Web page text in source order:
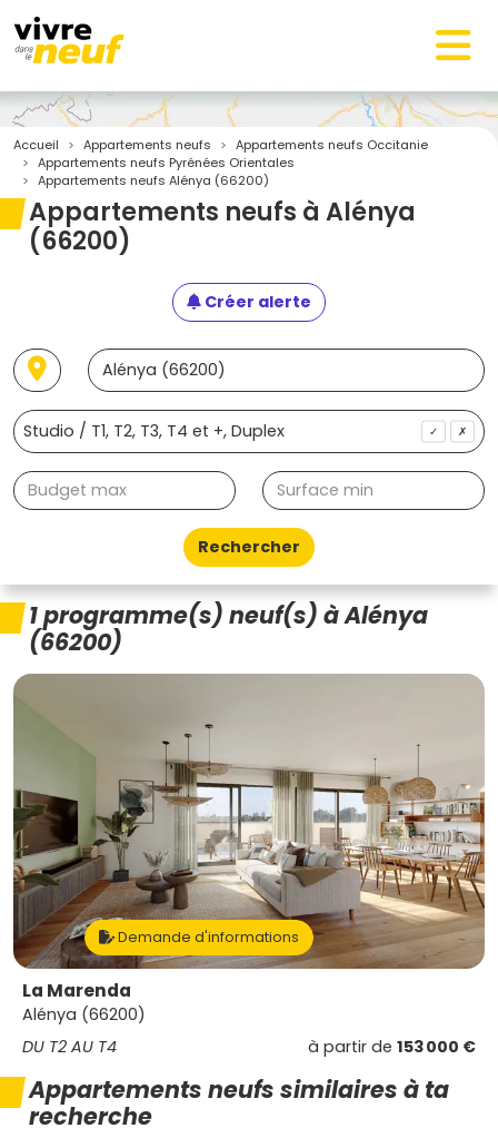
Accueil Appartements neufs
Appartements neufs Occitanie
Appartements neufs Pyrénées Orientales
Appartements neufs Alénya (66200)
Appartements neufs à Alénya
(66200)
Créer alerte
✓ ✗
Rechercher
1 programme(s) neuf(s) à Alénya
(66200)
Demande d'informations
La Marenda
Alénya (66200)
DU T2 AU T4
à partir de 153 000 €
Appartements neufs similaires à ta
recherche